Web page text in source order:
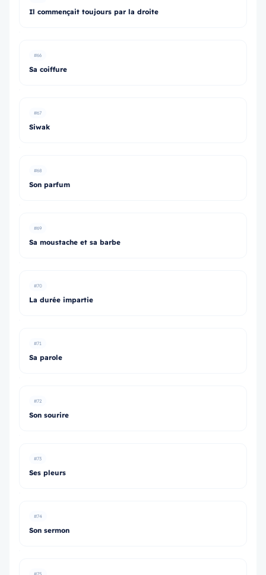
Il commençait toujours par la droite
#66
Sa coiffure
#67
Siwak
#68
Son parfum
#69
Sa moustache et sa barbe
#70
La durée impartie
#71
Sa parole
#72
Son sourire
#73
Ses pleurs
#74
Son sermon
#75